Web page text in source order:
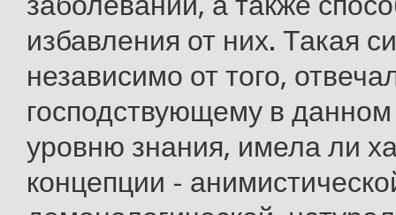
избавления от них. Такая
независимо от того,
господствующему в
уровню знания, имела ли
концепции -